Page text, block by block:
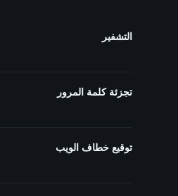
التشفير
تجزئة كلمة المرور
توقيع خطاف الويب